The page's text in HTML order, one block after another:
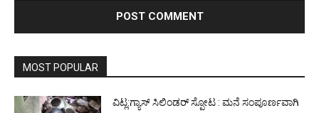
MOST POPULAR
ವಿಟ್ಲ:ಗ್ಯಾಸ್ ಸಿಲಿಂಡರ್ ಸ್ಪೋಟ : ಮನೆ ಸಂಪೂರ್ಣವಾಗಿ